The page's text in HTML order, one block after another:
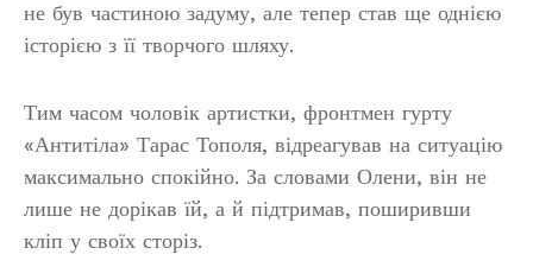
не був частиною задуму, але тепер став ще однією
історією з її творчого шляху.
Тим часом чоловік артистки, фронтмен гурту
«Антитіла» Тарас Тополя, відреагував на ситуацію
максимально спокійно. За словами Олени, він не
лише не дорікав їй, а й підтримав, поширивши
кліп у своїх сторіз.